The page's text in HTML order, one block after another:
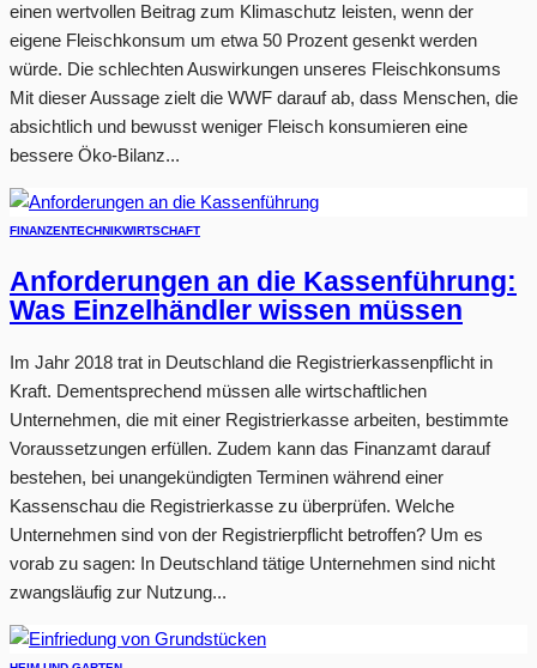
einen wertvollen Beitrag zum Klimaschutz leisten, wenn der
eigene Fleischkonsum um etwa 50 Prozent gesenkt werden
würde. Die schlechten Auswirkungen unseres Fleischkonsums
Mit dieser Aussage zielt die WWF darauf ab, dass Menschen, die
absichtlich und bewusst weniger Fleisch konsumieren eine
bessere Öko-Bilanz...
FINANZENTECHNIKWIRTSCHAFT
Anforderungen an die Kassenführung:
Was Einzelhändler wissen müssen
Im Jahr 2018 trat in Deutschland die Registrierkassenpflicht in
Kraft. Dementsprechend müssen alle wirtschaftlichen
Unternehmen, die mit einer Registrierkasse arbeiten, bestimmte
Voraussetzungen erfüllen. Zudem kann das Finanzamt darauf
bestehen, bei unangekündigten Terminen während einer
Kassenschau die Registrierkasse zu überprüfen. Welche
Unternehmen sind von der Registrierpflicht betroffen? Um es
vorab zu sagen: In Deutschland tätige Unternehmen sind nicht
zwangsläufig zur Nutzung...